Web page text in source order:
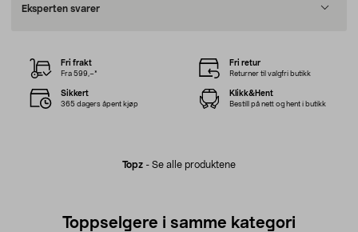
Eksperten svarer
Topz - Se alle produktene
Fri frakt
Fra 599,–*
Fri retur
Returner til valgfri butikk
Sikkert
365 dagers åpent kjøp
Klikk&Hent
Bestill på nett og hent i butikk
Toppselgere i samme kategori